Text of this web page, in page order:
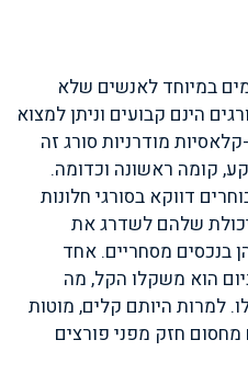
במיוחד לאנשים שלא
הינם קבועים וניתן למצוא
מודרניות סורג זה
קומה ראשונה וכדומה.
דווקא בסורגי חלונות
שלהם לשדרג את
בנכסים מסחריים. אחד
הוא משקלו הקל, מה
למרות היותם קלים, מוטות
חזק מפני פורצים